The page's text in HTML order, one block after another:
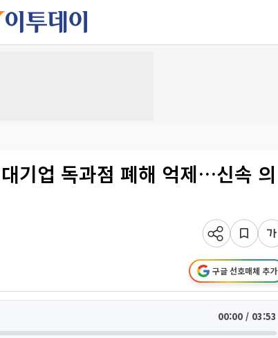
기업 독과점 폐해 억제…신속 의
구글 선호매체 추가
00:00 / 03:53